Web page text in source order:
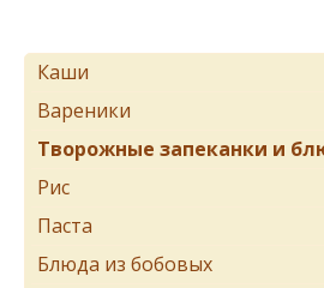
Каши
Вареники
Творожные запеканки и
Рис
Паста
Блюда из бобовых